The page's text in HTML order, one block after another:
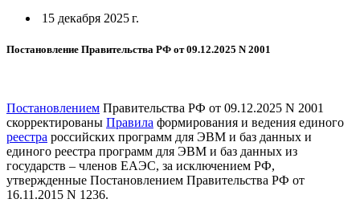
15 декабря 2025 г.
Постановление Правительства РФ от 09.12.2025 N 2001
Постановлением Правительства РФ от 09.12.2025 N 2001
скорректированы Правила формирования и ведения единого
реестра российских программ для ЭВМ и баз данных и
единого реестра программ для ЭВМ и баз данных из
государств – членов ЕАЭС, за исключением РФ,
утвержденные Постановлением Правительства РФ от
16.11.2015 N 1236.